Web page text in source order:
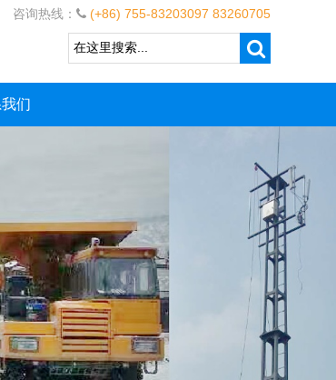
咨询热线： (+86) 755-83203097 83260705
们